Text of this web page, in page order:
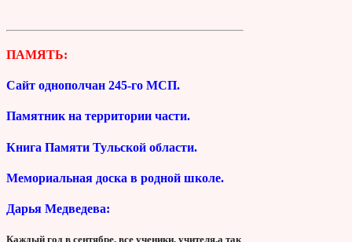
ПАМЯТЬ:
Сайт однополчан 245-го МСП.
Памятник на территории части.
Книга Памяти Тульской области.
Мемориальная доска в родной школе.
Дарья Медведева:
Каждый год в сентябре, все ученики, учителя,а так